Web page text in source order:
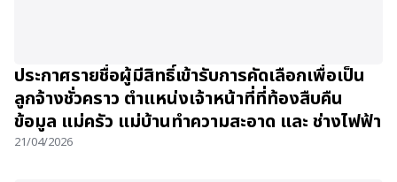
ประกาศรายชื่อผู้มีสิทธิ์เข้ารับการคัดเลือกเพื่อเป็น
ลูกจ้างชั่วคราว ตำแหน่งเจ้าหน้าที่ที่ท้องสืบคืน
ข้อมูล แม่ครัว แม่บ้านทำความสะอาด และ ช่างไฟฟ้า
21/04/2026